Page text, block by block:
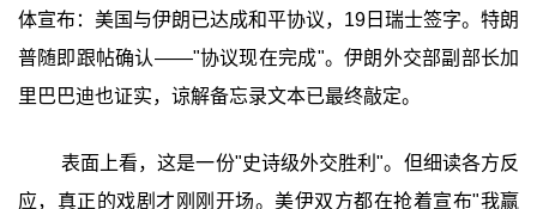
体宣布：美国与伊朗已达成和平协议，19日瑞士签字。特朗
普随即跟帖确认——"协议现在完成"。伊朗外交部副部长加
里巴巴迪也证实，谅解备忘录文本已最终敲定。
表面上看，这是一份"史诗级外交胜利"。但细读各方反
应，真正的戏剧才刚刚开场。美伊双方都在抢着宣布"我赢